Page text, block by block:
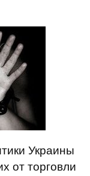
Украины
от торговли